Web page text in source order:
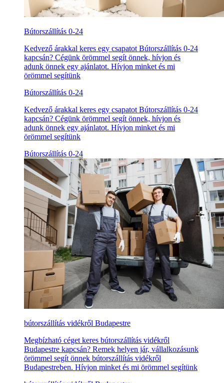
Bútorszállítás 0-24
Kedvező árakkal keres egy csapatot Bútorszállítás 0-24
kapcsán? Cégünk örömmel segít önnek, hívjon és
adunk önnek egy ajánlatot. Hívjon minket és mi
örömmel segítünk
Bútorszállítás 0-24
Kedvező árakkal keres egy csapatot Bútorszállítás 0-24
kapcsán? Cégünk örömmel segít önnek, hívjon és
adunk önnek egy ajánlatot. Hívjon minket és mi
örömmel segítünk
Bútorszállítás 0-24
bútorszállítás vidékről Budapestre
Megbízható céget keres bútorszállítás vidékről
Budapestre kapcsán? Remek helyen jár, vállalkozásunk
örömmel segít önnek bútorszállítás vidékről
Budapestreben. Hívjon minket és mi örömmel segítünk